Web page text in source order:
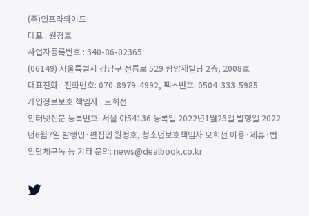
(주)인프라와이드
대표 : 원정호
사업자등록번호 : 340-86-02365
(06149) 서울특별시 강남구 선릉로 529 함양재빌딩 2층, 2008호
대표전화 : 전화번호: 070-8979-4992, 팩스번호: 0504-333-5985
개인정보보호 책임자 : 모희선
인터넷신문 등록번호: 서울 아54136 등록일 2022년1월25일 발행일 2022
년6월7일 발행인·편집인 원정호, 청소년보호책임자 모희선 이용·제휴·법
인단체구독 등 기타 문의: news@dealbook.co.kr